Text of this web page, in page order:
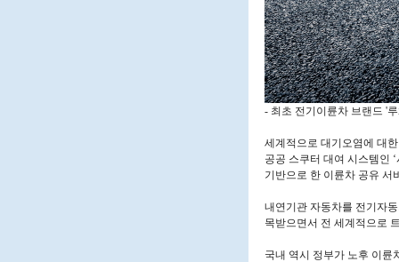
- 최초 전기이륜차 브랜드 '
세계적으로 대기오염에 대
공공 스쿠터 대여 시스템인
기반으로 한 이륜차 공유 서
내연기관 자동차를 전기자
목받으면서 전 세계적으로
국내 역시 정부가 노후 이륜